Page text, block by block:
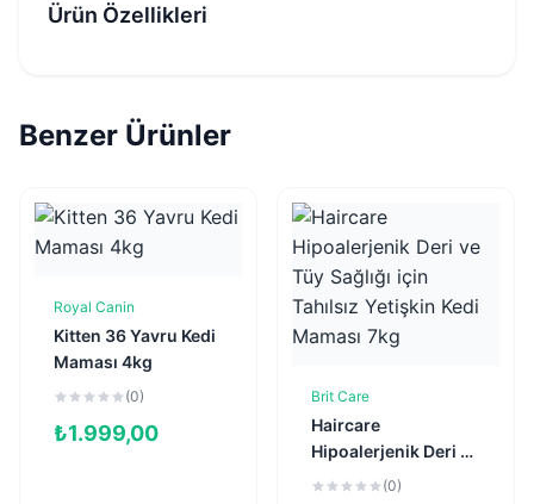
Ürün Özellikleri
Benzer Ürünler
Sepete Ekle
Royal Canin
Kitten 36 Yavru Kedi
Maması 4kg
(0)
₺1.999,00
Sepete Ekle
Brit Care
Haircare
Hipoalerjenik Deri ve
Tüy Sağlığı için
(0)